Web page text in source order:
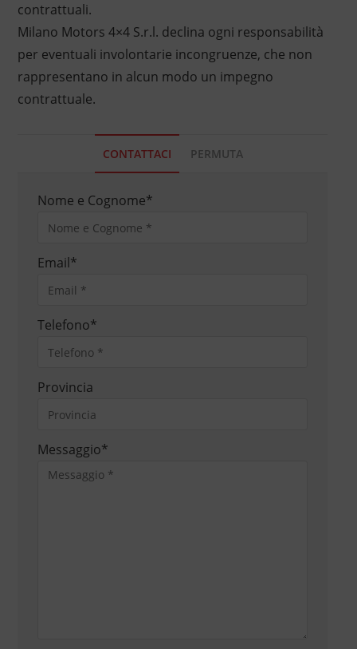
contrattuali.
Milano Motors 4×4 S.r.l. declina ogni responsabilità
per eventuali involontarie incongruenze, che non
rappresentano in alcun modo un impegno
contrattuale.
CONTATTACI PERMUTA
Nome e Cognome*
Email*
Telefono*
Provincia
Messaggio*